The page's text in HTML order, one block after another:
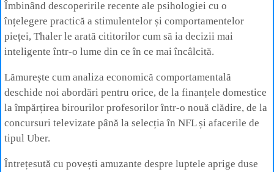
Îmbinând descoperirile recente ale psihologiei cu o
înțelegere practică a stimulentelor și comportamentelor
pieței, Thaler le arată cititorilor cum să ia decizii mai
inteligente într-o lume din ce în ce mai încâlcită.
Lămurește cum analiza economică comportamentală
deschide noi abordări pentru orice, de la finanțele domestice
la împărțirea birourilor profesorilor într-o nouă clădire, de la
concursuri televizate până la selecția în NFL și afacerile de
tipul Uber.
Întrețesută cu povești amuzante despre luptele aprige duse